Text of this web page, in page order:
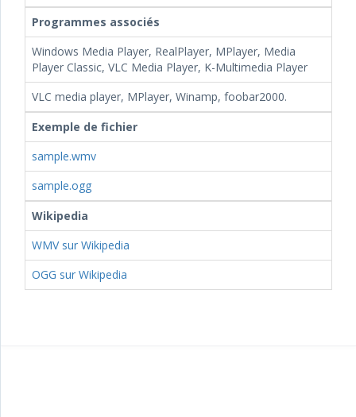
Programmes associés
Windows Media Player, RealPlayer, MPlayer, Media
Player Classic, VLC Media Player, K-Multimedia Player
VLC media player, MPlayer, Winamp, foobar2000.
Exemple de fichier
sample.wmv
sample.ogg
Wikipedia
WMV sur Wikipedia
OGG sur Wikipedia